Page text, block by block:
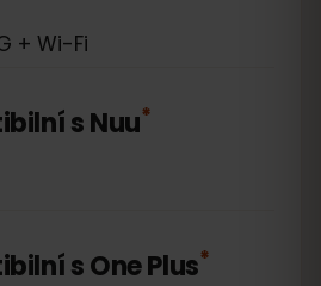
+ Wi-Fi
sNuu*
sOne Plus*